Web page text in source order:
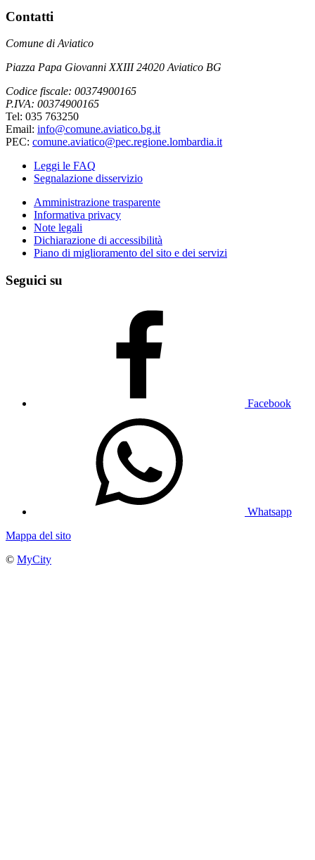
Contatti
Comune di Aviatico
Piazza Papa Giovanni XXIII 24020 Aviatico BG
Codice fiscale: 00374900165
P.IVA: 00374900165
Tel: 035 763250
Email: info@comune.aviatico.bg.it
PEC: comune.aviatico@pec.regione.lombardia.it
Leggi le FAQ
Segnalazione disservizio
Amministrazione trasparente
Informativa privacy
Note legali
Dichiarazione di accessibilità
Piano di miglioramento del sito e dei servizi
Seguici su
Facebook
Whatsapp
Mappa del sito
© MyCity